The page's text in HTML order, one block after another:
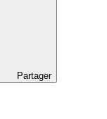
Partager